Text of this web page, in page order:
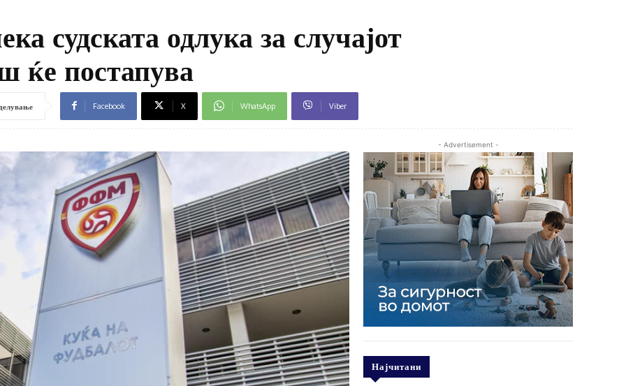
судската одлука за случајот
ќе постапува
Facebook X WhatsApp Viber
- Advertisement -
Најчитани